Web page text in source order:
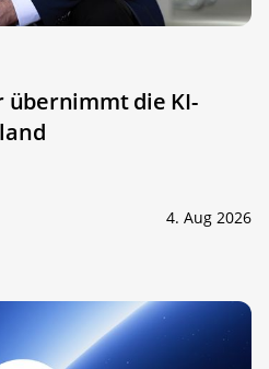
übernimmt die KI-
4. Aug 2026